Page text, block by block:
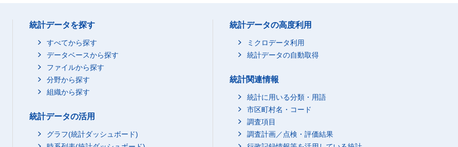
統計データを探す
すべてから探す
データベースから探す
ファイルから探す
分野から探す
組織から探す
統計データの活用
グラフ(統計ダッシュボード)
統計データの高度利用
ミクロデータ利用
統計データの自動取得
統計関連情報
統計に用いる分類・用語
市区町村名・コード
調査項目
調査計画／点検・評価結果